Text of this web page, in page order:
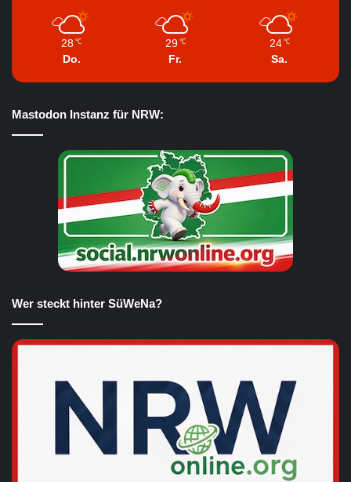
28 ℃
Do.
29 ℃
Fr.
24 ℃
Sa.
Mastodon Instanz für NRW:
Wer steckt hinter SüWeNa?